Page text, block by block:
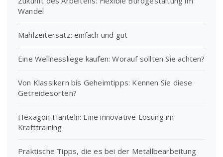
Wandel
Mahlzeitersatz: einfach und gut
Eine Wellnessliege kaufen: Worauf sollten Sie achten?
Von Klassikern bis Geheimtipps: Kennen Sie diese
Getreidesorten?
Hexagon Hanteln: Eine innovative Lösung im
Krafttraining
Praktische Tipps, die es bei der Metallbearbeitung